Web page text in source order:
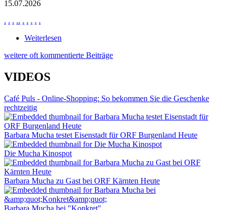
15.07.2026
. . . .. . . . . .
Weiterlesen
weitere oft kommentierte Beiträge
VIDEOS
Café Puls - Online-Shopping: So bekommen Sie die Geschenke
rechtzeitig
Barbara Mucha testet Eisenstadt für ORF Burgenland Heute
Die Mucha Kinospot
Barbara Mucha zu Gast bei ORF Kärnten Heute